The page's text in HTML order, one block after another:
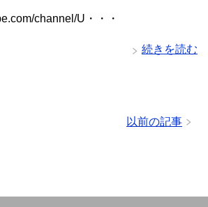
channel/U・・・
続きを読む
以前の記事